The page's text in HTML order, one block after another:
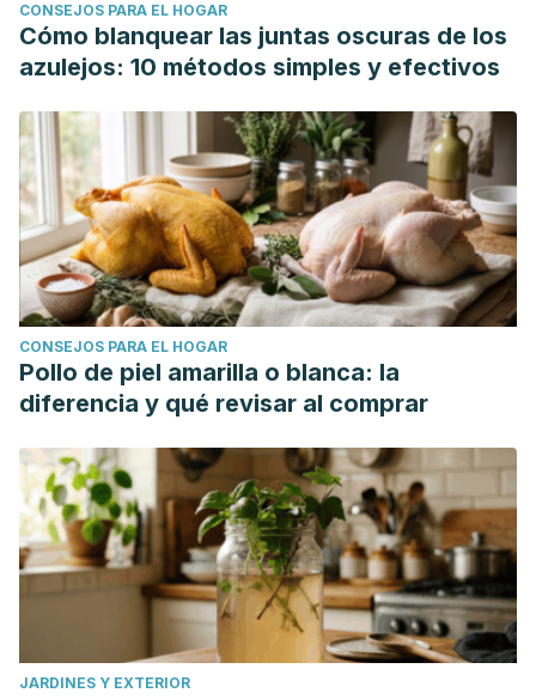
miofibrilares y la señalización intracelular en hombres
jóvenes.
Fisiología Experimental
. Vol. 101. Núm. 7. pp. 866-
882. Reunido Unido; 2016.
https://physoc.onlinelibrary.wiley.com/doi/full/10.1113/
Gonçalves L. Suplementación con leucina en relación con
la masa muscular en humanos.Revista Brasileña de
Nutrición Deportiva. Vol. 7. Núm. 40. pp. 3. Brasil; 2013.
https://www.mendeley.com/catalogue/3019a64a-32f0-
3c81-b754-a73694311f32/?
6b8d-477d-98d1-9e44c855d785%7D
Luc J. Consumo de proteína antes de dormir: su potencial
para optimizar la recuperación post ejercicio.
de Ciencias del Deporte
. Vol. 26. Núm. 117. pp. 1-5. Estados
Unidos; 2013.
https://www.mendeley.com/catalogue/73748c09-3c1f-
357e-9607-ab075b1e1891/?
9662-40fc-89ca-4bce73405c79%7D
Lukaszuk J, Prawitz A, Salacinski A, Satrk M. Sincronización
de proteínas y sus efectos sobre la hipertrofia muscular y
CONSEJOS PARA EL HOGAR
Cómo blanquear las juntas oscuras de los
azulejos: 10 métodos simples y efectivos
CONSEJOS PARA EL HOGAR
Pollo de piel amarilla o blanca: la
diferencia y qué revisar al comprar
JARDINES Y EXTERIOR